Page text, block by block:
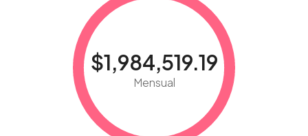
$1,984,519.19
Mensual